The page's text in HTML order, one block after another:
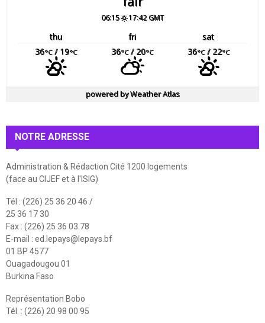
06:15 17:42 GMT
thu fri
sat
36°C/ 19°C 36°C/ 20°C 36°C/ 22°C
powered byWeather Atlas
NOTRE ADRESSE
Administration & Rédaction Cité 1200 logements
(face au CIJEF et à l'ISIG)
Tél : (226) 25 36 20 46 /
25 36 17 30
Fax : (226) 25 36 03 78
E-mail : ed.lepays@lepays.bf
01 BP 4577
Ouagadougou 01
Burkina Faso
Représentation Bobo
Tél. : (226) 20 98 00 95